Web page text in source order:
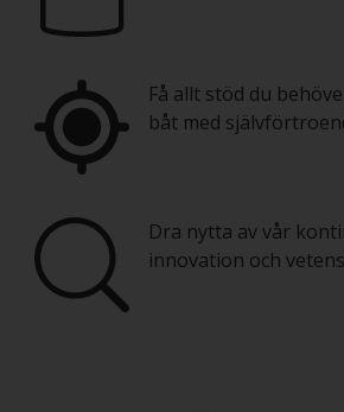
Få allt stöd du
båt med
Dra nytta av vår
innovation och